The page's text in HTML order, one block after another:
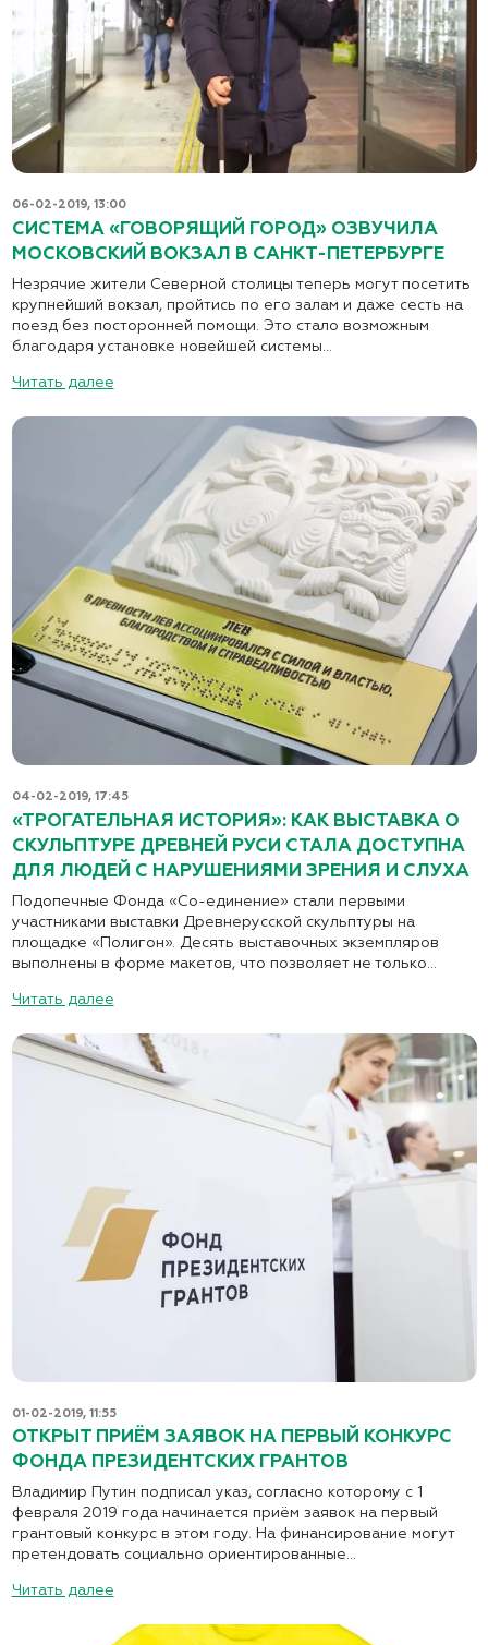
06-02-2019, 13:00
СИСТЕМА «ГОВОРЯЩИЙ ГОРОД» ОЗВУЧИЛА
МОСКОВСКИЙ ВОКЗАЛ В САНКТ-ПЕТЕРБУРГЕ
Незрячие жители Северной столицы теперь могут посетить
крупнейший вокзал, пройтись по его залам и даже сесть на
поезд без посторонней помощи. Это стало возможным
благодаря установке новейшей системы...
Читать далее
04-02-2019, 17:45
«ТРОГАТЕЛЬНАЯ ИСТОРИЯ»: КАК ВЫСТАВКА О
СКУЛЬПТУРЕ ДРЕВНЕЙ РУСИ СТАЛА ДОСТУПНА
ДЛЯ ЛЮДЕЙ С НАРУШЕНИЯМИ ЗРЕНИЯ И СЛУХА
Подопечные Фонда «Со-единение» стали первыми
участниками выставки Древнерусской скульптуры на
площадке «Полигон». Десять выставочных экземпляров
выполнены в форме макетов, что позволяет не только...
Читать далее
01-02-2019, 11:55
ОТКРЫТ ПРИЁМ ЗАЯВОК НА ПЕРВЫЙ КОНКУРС
ФОНДА ПРЕЗИДЕНТСКИХ ГРАНТОВ
Владимир Путин подписал указ, согласно которому с 1
февраля 2019 года начинается приём заявок на первый
грантовый конкурс в этом году. На финансирование могут
претендовать социально ориентированные...
Читать далее